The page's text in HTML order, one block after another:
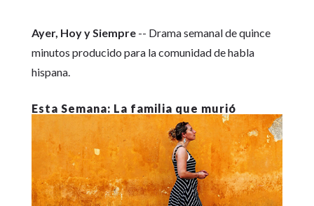
Ayer, Hoy y Siempre-- Drama semanal de quince
minutos producido para la comunidad de habla
hispana.
La familia que murió